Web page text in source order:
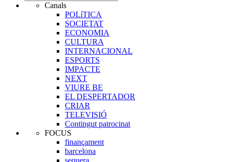
Canals
POLíTICA
SOCIETAT
ECONOMIA
CULTURA
INTERNACIONAL
ESPORTS
IMPACTE
NEXT
VIURE BE
EL DESPERTADOR
CRIAR
TELEVISIÓ
Contingut patrocinat
FOCUS
finançament
barcelona
sequera